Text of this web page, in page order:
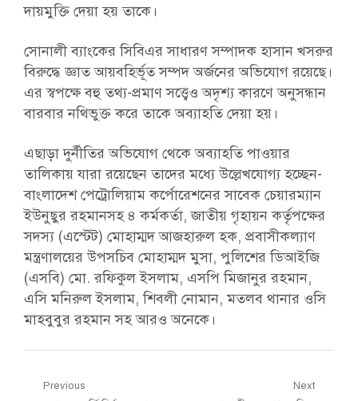
দায়মুক্তি দেয়া হয় তাকে।
সোনালী ব্যাংকের সিবিএর সাধারণ সম্পাদক হাসান খসরুর
বিরুদ্ধে জ্ঞাত আয়বহির্ভূত সম্পদ অর্জনের অভিযোগ রয়েছে।
এর স্বপক্ষে বহু তথ্য-প্রমাণ সত্ত্বেও অদৃশ্য কারণে অনুসন্ধান
বারবার নথিভুক্ত করে তাকে অব্যাহতি দেয়া হয়।
এছাড়া দুর্নীতির অভিযোগ থেকে অব্যাহতি পাওয়ার
তালিকায় যারা রয়েছেন তাদের মধ্যে উল্লেখযোগ্য হচ্ছেন-
বাংলাদেশ পেট্রোলিয়াম কর্পোরেশনের সাবেক চেয়ারম্যান
ইউনুছুর রহমানসহ ৪ কর্মকর্তা, জাতীয় গৃহায়ন কর্তৃপক্ষের
সদস্য (এস্টেট) মোহাম্মদ আজহারুল হক, প্রবাসীকল্যাণ
মন্ত্রণালয়ের উপসচিব মোহাম্মদ মুসা, পুলিশের ডিআইজি
(এসবি) মো. রফিকুল ইসলাম, এসপি মিজানুর রহমান,
এসি মনিরুল ইসলাম, শিবলী নোমান, মতলব থানার ওসি
মাহবুবুর রহমান সহ আরও অনেকে।
Post
Previous
Next